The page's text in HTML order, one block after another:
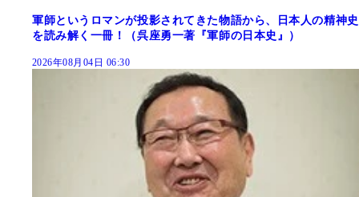
軍師というロマンが投影されてきた物語から、日本人の精神史
を読み解く一冊！（呉座勇一著『軍師の日本史』）
2026年08月04日 06:30